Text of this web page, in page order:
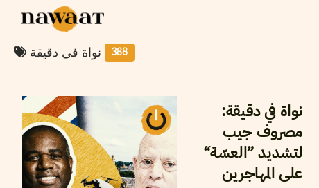
388
نواة في دقيقة:
مصروف جيب
لتشديد ”العسّة“
على المهاجرين